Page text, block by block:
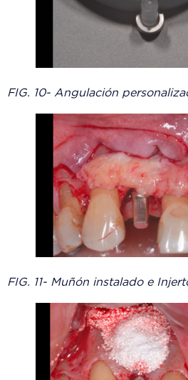
FIG. 10- Angulación
FIG. 11- Muñón instalado e